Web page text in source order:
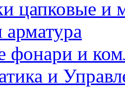
цапковые и
арматура
фонари и
и